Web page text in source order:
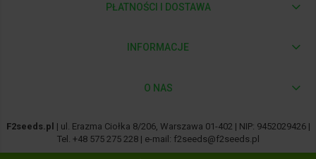
PŁATNOŚCI I DOSTAWA
INFORMACJE
O NAS
F2seeds.pl | ul. Erazma Ciołka 8/206, Warszawa 01-402 | NIP: 9452029426 |
Tel. +48 575 275 228| e-mail: f2seeds@f2seeds.pl